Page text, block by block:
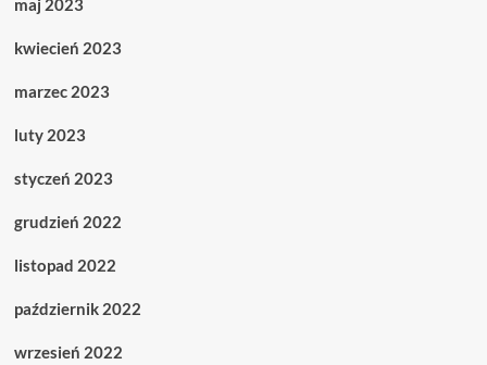
maj 2023
kwiecień 2023
marzec 2023
luty 2023
styczeń 2023
grudzień 2022
listopad 2022
październik 2022
wrzesień 2022